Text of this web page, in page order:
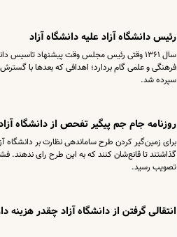
رئیس دانشگاه آزاد علیه دانشگاه آزاد
سال ۱۳۶۱ وقتی رئیس مجلس وقت پیشنهاد تاسیس
فرهنگی و علمی گام بردارد‌؛‌ اهدافی که بعدها با
سپرده شد.
روزنامه جام جم پیگیر تفحص از دانشگاه
برای زمین‌گیر کردن طرح ساماندهی نظارت بر
گذاشتند تا قانع‌شان کنند که به این طرح رای ندهند.
تصویب رسید.
انتقالی گرفتن از دانشگاه آزاد چقدر هزینه